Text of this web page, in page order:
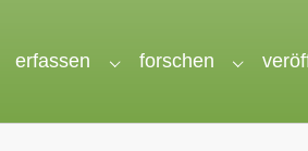
for "wir"
erfassen
Submenu for
forschen